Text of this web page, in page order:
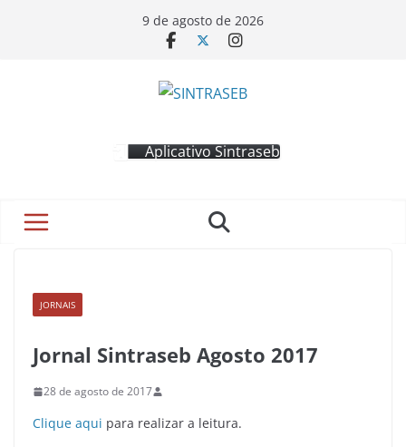
9 de agosto de 2026
Aplicativo Sintraseb
JORNAIS
Jornal Sintraseb Agosto 2017
28 de agosto de 2017
Clique aqui para realizar a leitura.